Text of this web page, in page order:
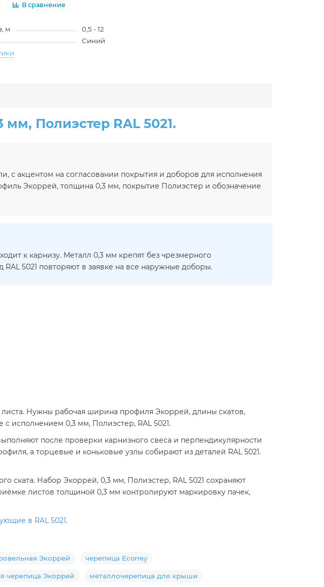
В сравнение
м
0,5 - 12
Синий
Полиэстер RAL 5021.
с акцентом на согласовании покрытия и доборов для исполнения
Экоррей, толщина 0,3 мм, покрытие Полиэстер и обозначение
к карнизу. Металл 0,3 мм крепят без чрезмерного
5021 повторяют в заявке на все наружные доборы.
Нужны рабочая ширина профиля Экоррей, длины скатов,
исполнением 0,3 мм, Полиэстер, RAL 5021.
после проверки карнизного свеса и перпендикулярности
а торцевые и коньковые узлы собирают из деталей RAL 5021.
ската. Набор Экоррей, 0,3 мм, Полиэстер, RAL 5021 сохраняют
листов толщиной 0,3 мм контролируют маркировку пачек,
в RAL 5021.
Экоррей черепица Ecorrey
черепица Экоррей металлочерепица для крыши